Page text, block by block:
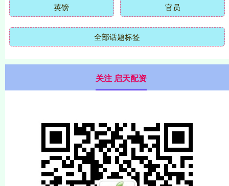
英镑 官员
全部话题标签
关注 启天配资